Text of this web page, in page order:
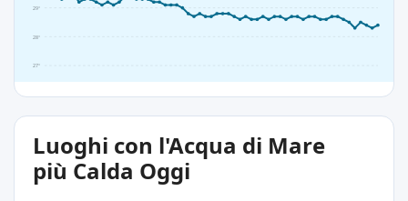
27°
28°
29°
Luoghi con l'Acqua di Mare
più Calda Oggi